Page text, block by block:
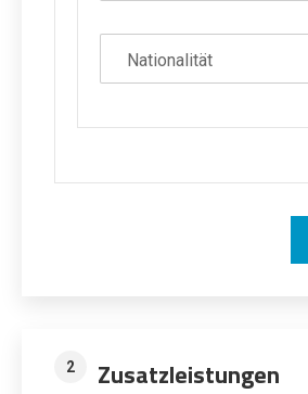
2 Zusatzleistungen